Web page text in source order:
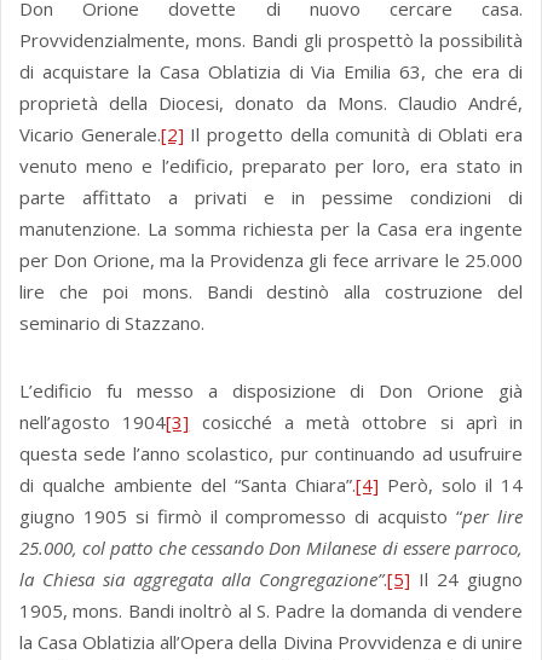
Don Orione dovette di nuovo cercare casa.
Provvidenzialmente, mons. Bandi gli prospettò la possibilità
di acquistare la Casa Oblatizia di Via Emilia 63, che era di
proprietà della Diocesi, donato da Mons. Claudio André,
Vicario Generale.[2] Il progetto della comunità di Oblati era
venuto meno e l’edificio, preparato per loro, era stato in
parte affittato a privati e in pessime condizioni di
manutenzione. La somma richiesta per la Casa era ingente
per Don Orione, ma la Providenza gli fece arrivare le 25.000
lire che poi mons. Bandi destinò alla costruzione del
seminario di Stazzano.
L’edificio fu messo a disposizione di Don Orione già
nell’agosto 1904[3] cosicché a metà ottobre si aprì in
questa sede l’anno scolastico, pur continuando ad usufruire
di qualche ambiente del “Santa Chiara”.[4] Però, solo il 14
giugno 1905 si firmò il compromesso di acquisto “per lire
25.000, col patto che cessando Don Milanese di essere parroco,
la Chiesa sia aggregata alla Congregazione”.[5] Il 24 giugno
1905, mons. Bandi inoltrò al S. Padre la domanda di vendere
la Casa Oblatizia all’Opera della Divina Provvidenza e di unire